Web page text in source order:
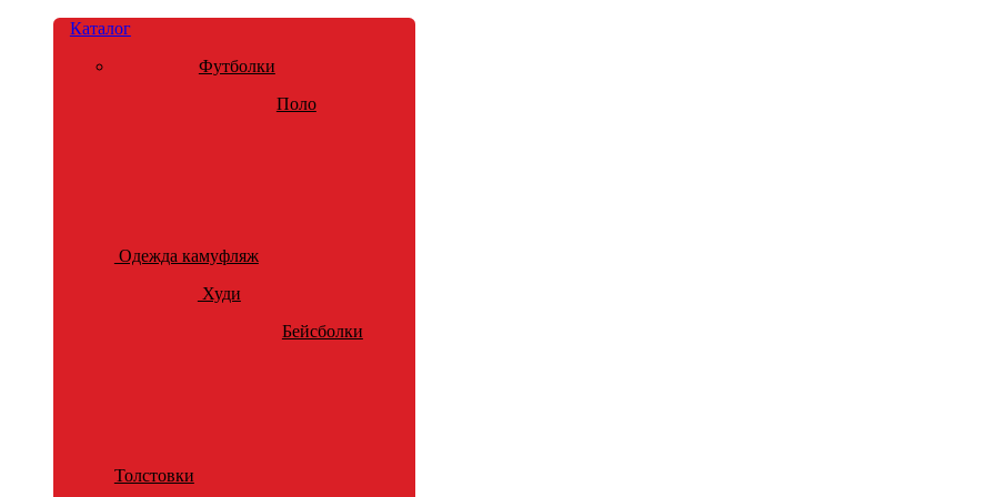
Каталог
Футболки
Поло
Одежда камуфляж
Худи
Бейсболки
Толстовки